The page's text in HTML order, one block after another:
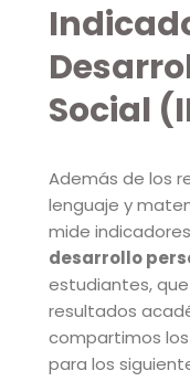
Social
Además de los
lenguaje y
mide
desarrollo
estudiantes,
resultados
compartimos
para los